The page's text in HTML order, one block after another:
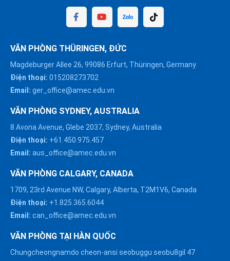
VĂN PHÒNG THÜRINGEN, ĐỨC
Magdeburger Allee 26, 99086 Erfurt, Thüringen, Germany
Điện thoại: 015208273702
Email: ger_office@amec.edu.vn
VĂN PHÒNG SYDNEY, AUSTRALIA
8 Avona Avenue, Glebe 2037, Sydney, Australia
Điện thoại: +61.450.975.457
Email: aus_office@amec.edu.vn
VĂN PHÒNG CALGARY, CANADA
1709, 23rd Avenue NW, Calgary, Alberta, T2M1V6, Canada
Điện thoại: +1.825.365.6044
Email: can_office@amec.edu.vn
VĂN PHÒNG TẠI HÀN QUỐC
Chungcheongnamdo cheon-ansi seobuggu seobu8gil 47